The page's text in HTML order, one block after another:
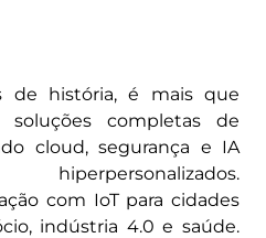
de história, é mais que
soluções completas de
cloud, segurança e IA
com IoT para cidades
indústria 4.0 e saúde.